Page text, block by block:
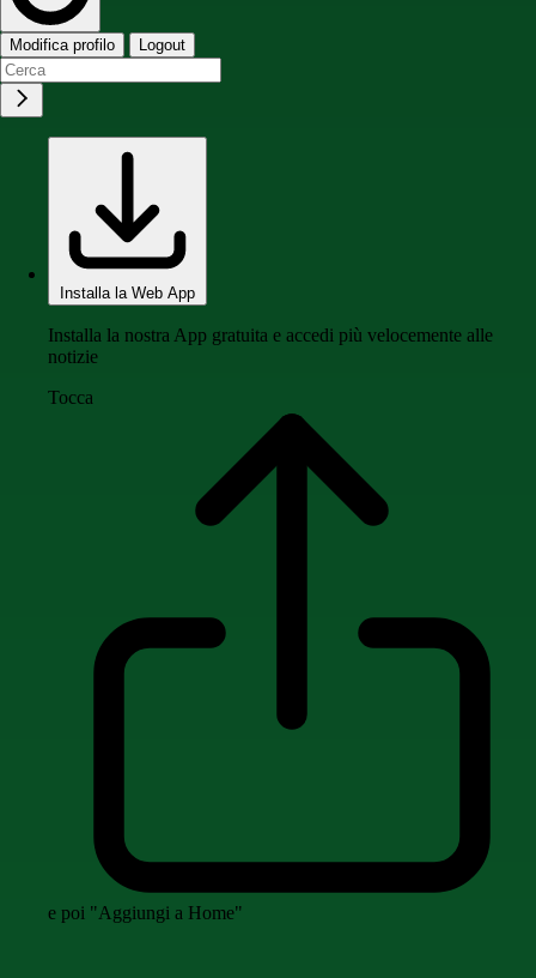
Modifica profilo Logout
Installa la Web App
Installa la nostra App gratuita e accedi più velocemente alle
notizie
Tocca
e poi "Aggiungi a Home"